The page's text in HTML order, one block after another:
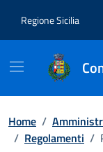
Regione Sicilia
Home /
/ Regolamenti /